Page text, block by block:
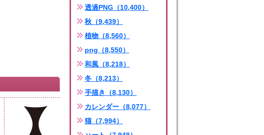
透過PNG（10,400）
秋（9,439）
植物（8,560）
png（8,550）
和風（8,218）
冬（8,213）
手描き（8,130）
カレンダー（8,077）
猫（7,994）